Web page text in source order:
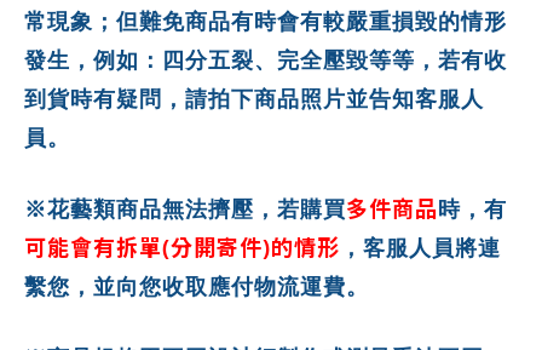
常現象；但難免商品有時會有較嚴重損毀的情形
發生，例如：四分五裂、完全壓毀等等，若有收
到貨時有疑問，請拍下商品照片並告知客服人
員。
※花藝類商品無法擠壓，若購買多件商品 時，有
可能會有拆單(分開寄件)的情形 ，客服人員將連
繫您，並向您收取應付物流運費。